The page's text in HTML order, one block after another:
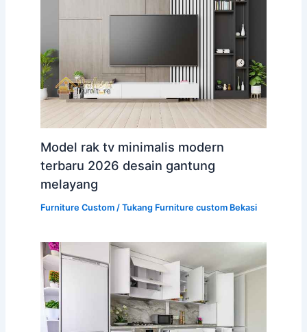
Model rak tv minimalis modern
terbaru 2026 desain gantung
melayang
Furniture Custom/ Tukang Furniture custom Bekasi